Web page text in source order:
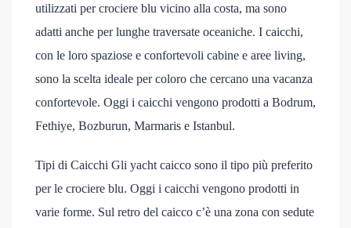
utilizzati per crociere blu vicino alla costa, ma sono
adatti anche per lunghe traversate oceaniche. I caicchi,
con le loro spaziose e confortevoli cabine e aree living,
sono la scelta ideale per coloro che cercano una vacanza
confortevole. Oggi i caicchi vengono prodotti a Bodrum,
Fethiye, Bozburun, Marmaris e Istanbul.
Tipi di Caicchi Gli yacht caicco sono il tipo più preferito
per le crociere blu. Oggi i caicchi vengono prodotti in
varie forme. Sul retro del caicco c’è una zona con sedute